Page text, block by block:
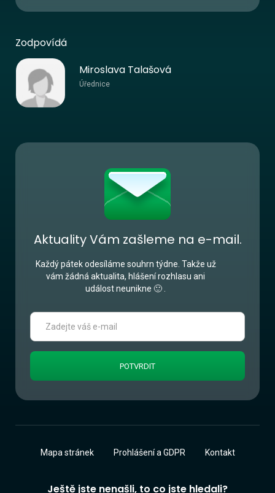
Zodpovídá
Miroslava Talašová
Úřednice
Aktuality Vám zašleme na e-mail.
Každý pátek odesíláme souhrn týdne. Takže už
vám žádná aktualita, hlášení rozhlasu ani
událost neunikne 🙂 .
Ještě jste nenašli, to co jste hledali?
Mapa stránek Prohlášení a GDPR Kontakt